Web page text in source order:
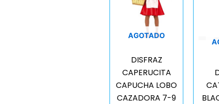
AGOTADO
DISFRAZ
CAPERUCITA
CAPUCHA LOBO
CAZADORA 7-9